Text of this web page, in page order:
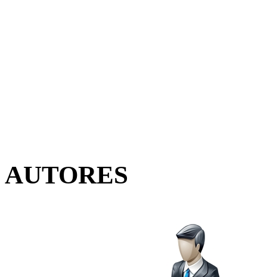
AUTORES